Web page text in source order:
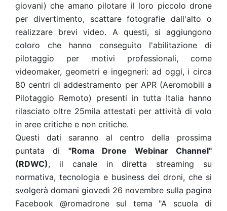
giovani) che amano pilotare il loro piccolo drone
per divertimento, scattare fotografie dall'alto o
realizzare brevi video. A questi, si aggiungono
coloro che hanno conseguito l'abilitazione di
pilotaggio per motivi professionali, come
videomaker, geometri e ingegneri: ad oggi, i circa
80 centri di addestramento per APR (Aeromobili a
Pilotaggio Remoto) presenti in tutta Italia hanno
rilasciato oltre 25mila attestati per attività di volo
in aree critiche e non critiche.
Questi dati saranno al centro della prossima
puntata di "Roma Drone Webinar Channel"
(RDWC), il canale in diretta streaming su
normativa, tecnologia e business dei droni, che si
svolgerà domani giovedì 26 novembre sulla pagina
Facebook @romadrone sul tema "A scuola di